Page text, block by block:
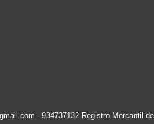
- 934737132 Registro Mercantil